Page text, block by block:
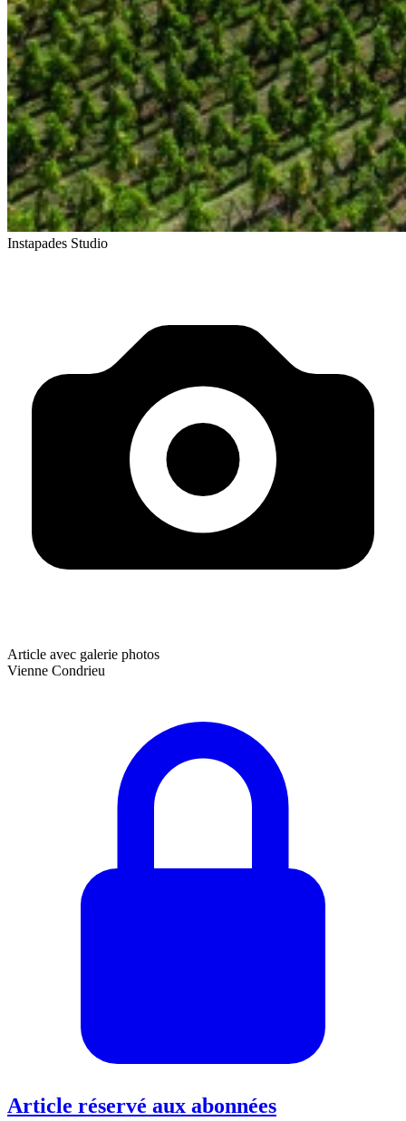
Instapades Studio
Article avec galerie photos
Vienne Condrieu
Article réservé aux abonnées